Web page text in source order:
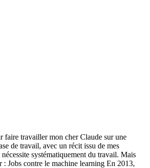
faire travailler mon cher Claude sur une
de travail, avec un récit issu de mes
systématiquement du travail. Mais
: Jobs contre le machine learning En 2013,